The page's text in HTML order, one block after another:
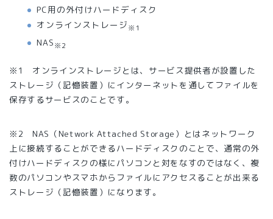
PC用の外付けハードディスク
オンラインストレージ※1
NAS※2
※1 オンラインストレージとは、サービス提供者が設置した
ストレージ（記憶装置）にインターネットを通してファイルを
保存するサービスのことです。
※2 NAS（Network Attached Storage）とはネットワーク
上に接続することができるハードディスクのことで、通常の外
付けハードディスクの様にパソコンと対をなすのではなく、複
数のパソコンやスマホからファイルにアクセスることが出来る
ストレージ（記憶装置）になります。